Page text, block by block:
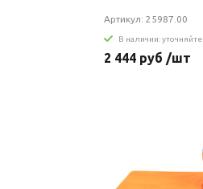
Артикул: 25987.00
В наличии: уточняйте
2 444 руб /шт